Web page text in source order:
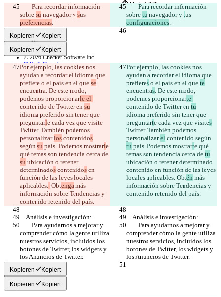
sobre su navegador y sus
preferencias
sobre tu navegador y tus
configuraciones
Kopieren Kopiert
Kopieren Kopiert
Por ejemplo, las cookies nos
ayudan a recordar el idioma que
prefiere o el país en el que se
encuentra. De este modo,
podemos proporcionarle el
contenido de Twitter en su
idioma preferido sin tener que
preguntarle cada vez que visite
Twitter. También podemos
personalizar los contenidos
según su país. Podemos mostrarle
qué temas son tendencia cerca de
su ubicación o retener
determinados contenidos en
función de las leyes locales
aplicables. Obtenga más
información sobre Tendencias y
Por ejemplo, las cookies nos
ayudan a recordar el idioma que
prefieres o el país en el que te
encuentras. De este modo,
podemos proporcionarte
contenido de Twitter en tu
idioma preferido sin tener que
preguntarte cada vez que visites
Twitter. También podemos
personalizar el contenido según
tu país. Podemos mostrarte qué
temas son tendencia cerca de tu
ubicación o retener determinado
contenido en función de las leyes
locales aplicables. Obtén más
información sobre Tendencias y
comprender cómo la gente utiliza
nuestros servicios, incluidos los
botones de Twitter, los widgets y
comprender cómo la gente utiliza
nuestros servicios, incluidos los
botones de Twitter, los widgets y
Kopieren Kopiert
Kopieren Kopiert
Datei öffnen
Unterschied finden
© 2026 Checker Software Inc.
Hilfe & Kontakt
CLI
Nutzungsbedingungen
Datenschutzerklärung
API
iManage
English
Deutsch
Español
Français
हिन्दी
Italiano
日本語
Português
简体中文
繁體中文
한국어